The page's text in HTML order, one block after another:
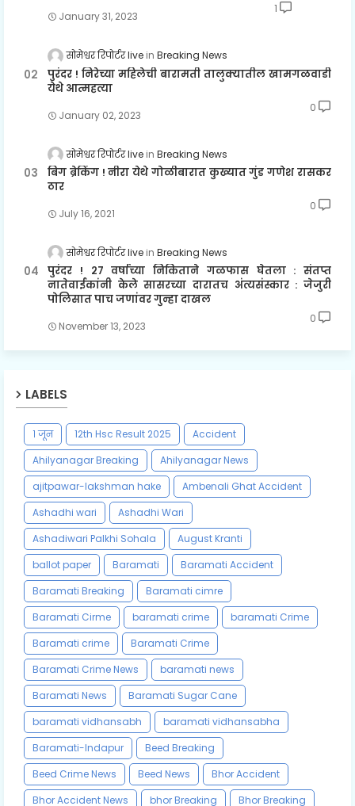
January 31, 2023
1
सोमेश्वर रिपोर्टर live Breaking News
पुरंदर ! निरेच्या महिलेची बारामती तालुक्यातील खामगळवाडी
येथे आत्महत्या
January 02, 2023
0
सोमेश्वर रिपोर्टर live Breaking News
बिग ब्रेकिंग ! नीरा येथे गोळीबारात कुख्यात गुंड गणेश रासकर
ठार
July 16, 2021
0
सोमेश्वर रिपोर्टर live Breaking News
पुरंदर ! २७ वर्षाच्या निकिताने गळफास घेतला : संतप्त
नातेवाईकांनी केले सासरच्या दारातच अंत्यसंस्कार : जेजुरी
पोलिसात पाच जणांवर गुन्हा दाखल
November 13, 2023
0
LABELS
१ जून 12th Hsc Result 2025
Accident
Ahilyanagar Breaking
Ahilyanagar News
ajitpawar-lakshman hake
Ambenali Ghat Accident
Ashadhi wari
Ashadhi Wari
Ashadiwari Palkhi Sohala
August Kranti
ballot paper
Baramati
Baramati Accident
Baramati Breaking
Baramati cimre
Baramati Cirme
baramati crime
baramati Crime
Baramati crime
Baramati Crime
Baramati Crime News
baramati news
Baramati News
Baramati Sugar Cane
baramati vidhansabh
baramati vidhansabha
Baramati-Indapur
Beed Breaking
Beed Crime News
Beed News
Bhor Accident
Bhor Accident News
bhor Breaking
Bhor Breaking